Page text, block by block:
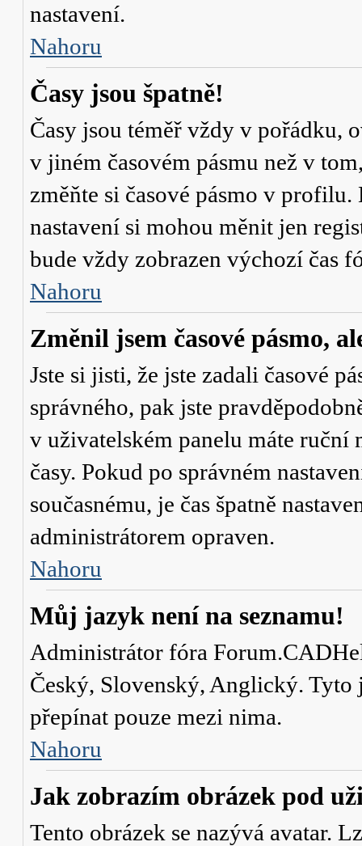
nastavení.
Nahoru
Časy jsou špatně!
Časy jsou téměř vždy v pořádku,
v jiném časovém pásmu než v
změňte si časové pásmo v profilu.
nastavení si mohou měnit jen
bude vždy zobrazen výchozí čas
Nahoru
Změnil jsem časové pásmo,
Jste si jisti, že jste zadali časové
správného, pak jste
v uživatelském panelu máte ruční
časy. Pokud po správném
současnému, je čas špatně
administrátorem opraven.
Nahoru
Můj jazyk není na seznamu!
Administrátor fóra
Český, Slovenský, Anglický.
přepínat pouze mezi nima.
Nahoru
Jak zobrazím obrázek pod
Tento obrázek se nazývá avatar.